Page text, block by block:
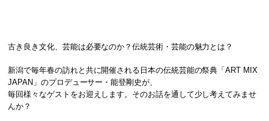
古き良き文化、芸能は必要なのか？伝統芸術・芸能の魅力とは？
新潟で毎年春の訪れと共に開催される日本の伝統芸能の祭典「ART MIX
JAPAN」のプロデューサー・能登剛史が、
毎回様々なゲストをお迎えします。そのお話を通して少し考えてみませ
んか？